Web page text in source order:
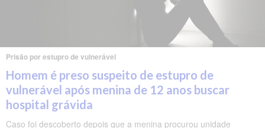
Prisão por estupro de vulnerável
Homem é preso suspeito de estupro de
vulnerável após menina de 12 anos buscar
hospital grávida
Caso foi descoberto depois que a menina procurou unidade